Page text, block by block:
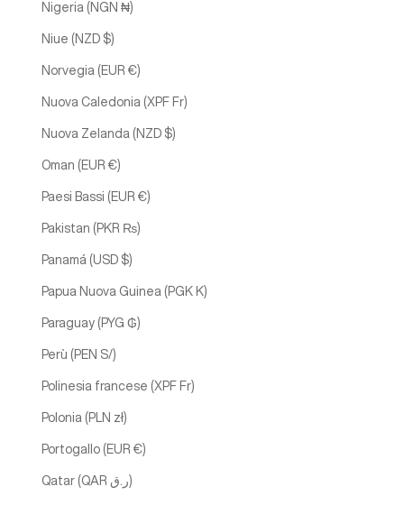
Nigeria (NGN ₦)
Niue (NZD $)
Norvegia (EUR €)
Nuova Caledonia (XPF Fr)
Nuova Zelanda (NZD $)
Oman (EUR €)
Paesi Bassi (EUR €)
Pakistan (PKR ₨)
Panamá (USD $)
Papua Nuova Guinea (PGK K)
Paraguay (PYG ₲)
Perù (PEN S/)
Polinesia francese (XPF Fr)
Polonia (PLN zł)
Portogallo (EUR €)
Qatar (QAR ر.ق)